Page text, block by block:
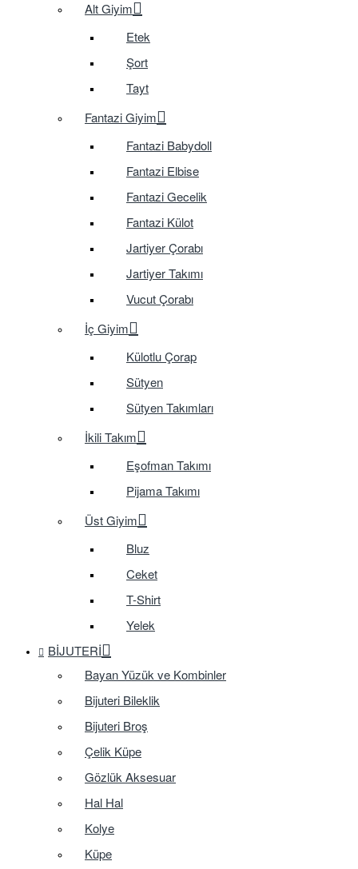
Alt Giyim
Etek
Şort
Tayt
Fantazi Giyim
Fantazi Babydoll
Fantazi Elbise
Fantazi Gecelik
Fantazi Külot
Jartiyer Çorabı
Jartiyer Takımı
Vucut Çorabı
İç Giyim
Külotlu Çorap
Sütyen
Sütyen Takımları
İkili Takım
Eşofman Takımı
Pijama Takımı
Üst Giyim
Bluz
Ceket
T-Shirt
Yelek
BIJUTERI
Bayan Yüzük ve Kombinler
Bijuteri Bileklik
Bijuteri Broş
Çelik Küpe
Gözlük Aksesuar
Hal Hal
Kolye
Küpe